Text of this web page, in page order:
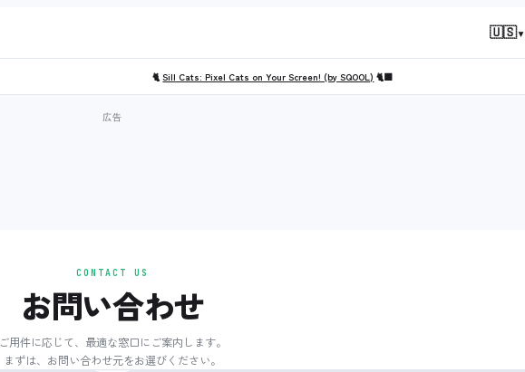
🇺🇸▾
🐈Sill Cats: Pixel Cats on Your Screen! (by SQOOL) 🐈‍⬛
CONTACT US
お問い合わせ
ご用件に応じて、最適な窓口にご案内します。
まずは、お問い合わせ元をお選びください。